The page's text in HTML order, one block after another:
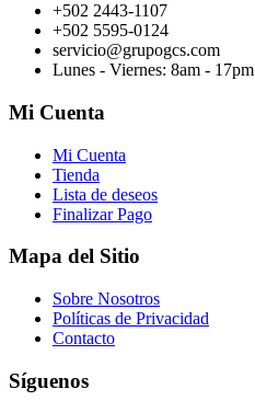
+502 2443-1107
+502 5595-0124
servicio@grupogcs.com
Lunes - Viernes: 8am - 17pm
Mi Cuenta
Mi Cuenta
Tienda
Lista de deseos
Finalizar Pago
Mapa del Sitio
Sobre Nosotros
Políticas de Privacidad
Contacto
Síguenos